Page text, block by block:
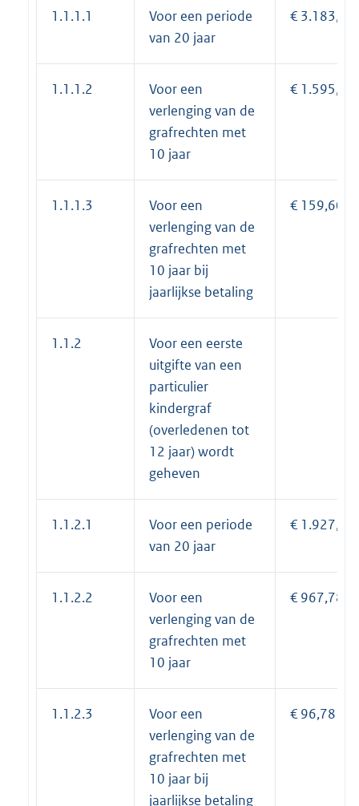
1.1.1.1
Voor een periode
van 20 jaar
€ 3.183,49
1.1.1.2
Voor een
verlenging van de
grafrechten met
10 jaar
€ 1.595,99
1.1.1.3
Voor een
verlenging van de
grafrechten met
10 jaar bij
jaarlijkse betaling
€ 159,60
1.1.2
Voor een eerste
uitgifte van een
particulier
kindergraf
(overledenen tot
12 jaar) wordt
geheven
1.1.2.1
Voor een periode
van 20 jaar
€ 1.927,08
1.1.2.2
Voor een
verlenging van de
grafrechten met
10 jaar
€ 967,78
1.1.2.3
Voor een
verlenging van de
grafrechten met
10 jaar bij
jaarlijkse betaling
€ 96,78